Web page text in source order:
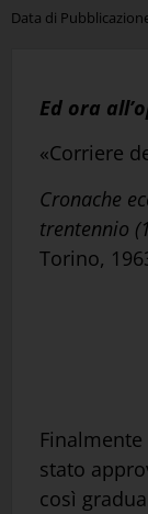
Data di
Ed ora
«Corriere
Cronache
trentennio
Torino,
stato
così